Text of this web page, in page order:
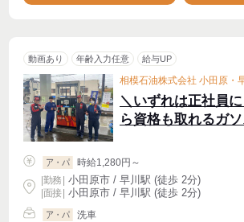
動画あり 年齢入力任意 給与UP
相模石油株式会社 小田原・
＼いずれは正社員
ら資格も取れるガ
ア・パ
時給1,280円～
|勤務 小田原市 / 早川駅 (徒歩 2分)
| 面接 | 小田原市 / 早川駅 (徒歩 2分)
ア・パ 洗車